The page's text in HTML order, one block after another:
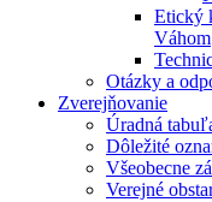
Etický
Váhom
Otázky a
Zverejňovanie
Úradná
Dôležité
Všeobecne
Verejné